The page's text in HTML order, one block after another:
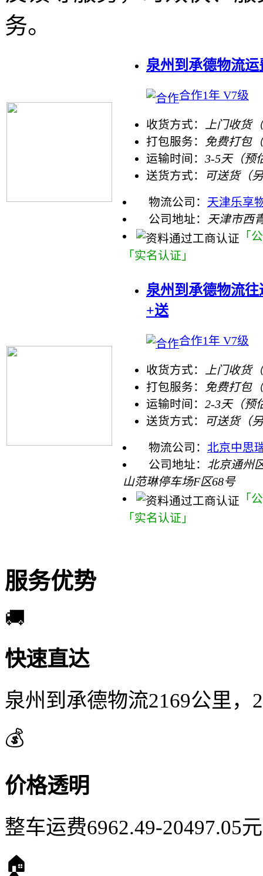
务。
泉州到承德物流
合作1年 V7级
收货方式：
上门收货
打包服务：
免费打包
运输时间： 3-5天（预
送货方式：
可送货（
物流公司： 天津乐享
公司地址：
天津市西
「
「实名认证」
泉州到承德物流
+送
合作1年 V7级
收货方式：
上门收货
打包服务：
免费打包
运输时间： 2-3天（预
送货方式：
可送货（
物流公司： 北京中思
公司地址： 北京通州
山范琳停车场F区68号
「
「实名认证」
服务优势
🚚
快速直达
泉州到承德物流2169公里
💰
价格透明
整车运费6962.49-20497.05
🏠